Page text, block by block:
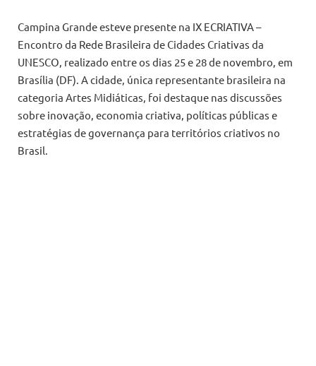
Campina Grande esteve presente na IX ECRIATIVA –
Encontro da Rede Brasileira de Cidades Criativas da
UNESCO, realizado entre os dias 25 e 28 de novembro, em
Brasília (DF). A cidade, única representante brasileira na
categoria Artes Midiáticas, foi destaque nas discussões
sobre inovação, economia criativa, políticas públicas e
estratégias de governança para territórios criativos no
Brasil.